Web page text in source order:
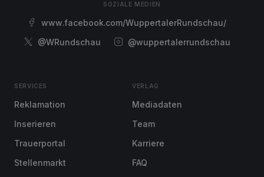
SOZIALE MEDIEN
www.facebook.com/WuppertalerRundschau/
@WRundschau
@wuppertalerrundschau
SERVICES
Reklamation
Inserieren
Trauerportal
Stellenmarkt
VERLAG
Mediadaten
Team
Karriere
FAQ